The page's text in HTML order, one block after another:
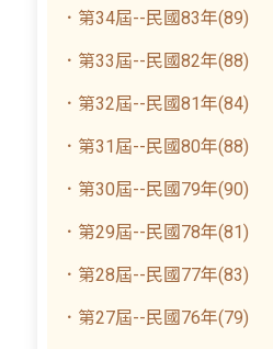
．第34屆--民國83年(89)
．第33屆--民國82年(88)
．第32屆--民國81年(84)
．第31屆--民國80年(88)
．第30屆--民國79年(90)
．第29屆--民國78年(81)
．第28屆--民國77年(83)
．第27屆--民國76年(79)